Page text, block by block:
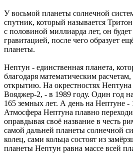
У восьмой планеты солнечной
спутник, который называется
с половиной миллиарда лет, он
гравитацией, после чего образует
планеты.
Нептун - единственная планета,
благодаря математическим
открытию. На окрестностях
Вояджер-2, - в 1989 году. Один год
165 земных лет. А день на Нептуне -
Атмосфера Нептуна плавно
оправдывая своё название в честь
самой дальней планеты солнечной
колец, сами кольца состоят из
планеты Нептун равна массе всей